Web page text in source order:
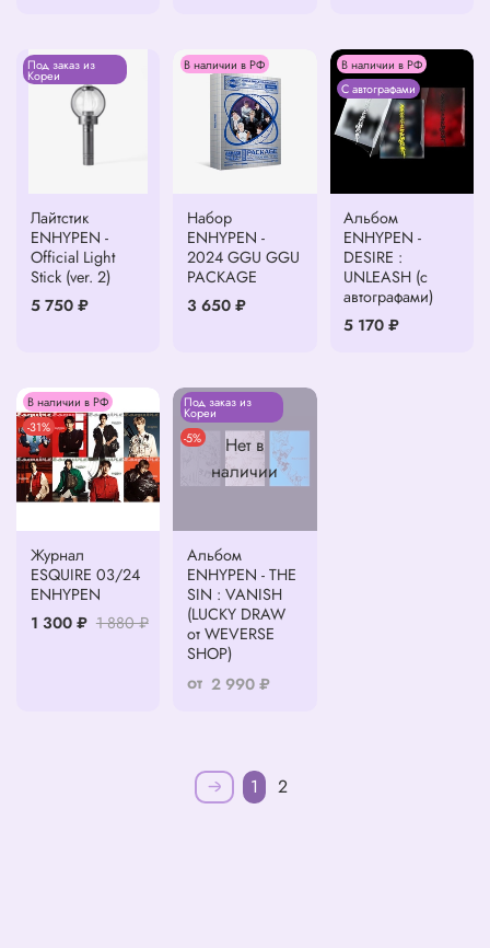
Под заказ из
Кореи
Лайтстик
ENHYPEN -
Official Light
Stick (ver. 2)
5 750 ₽
В наличии в РФ
Набор
ENHYPEN -
2024 GGU GGU
PACKAGE
3 650 ₽
В наличии в РФ
С автографами
Альбом
ENHYPEN -
DESIRE :
UNLEASH (с
автографами)
5 170 ₽
В наличии в РФ
-31%
Журнал
ESQUIRE 03/24
ENHYPEN
1 300 ₽ 1 880 ₽
Нет в
наличии
Под заказ из
Кореи
-5%
Альбом
ENHYPEN - THE
SIN : VANISH
(LUCKY DRAW
от WEVERSE
SHOP)
от 2 990 ₽
1 2